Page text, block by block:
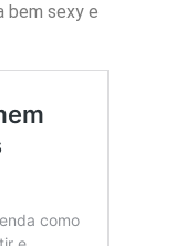
bem sexy e